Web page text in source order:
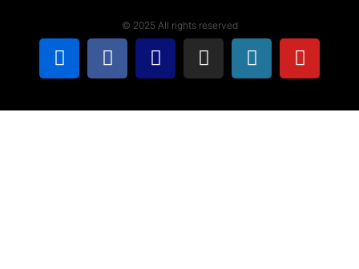
© 2025 All rights reserved